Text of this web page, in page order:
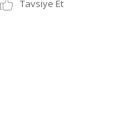
Tavsiye Et